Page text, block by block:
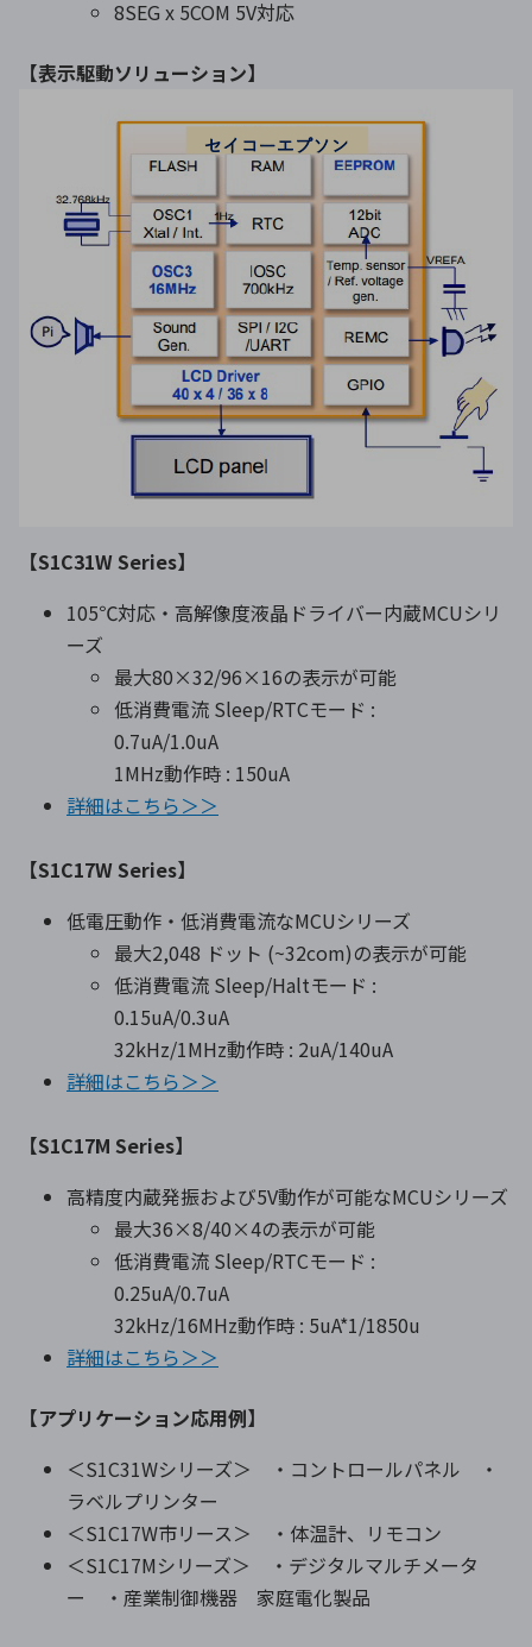
8SEG x 5COM 5V対応
【表示駆動ソリューション】
【S1C31W Series】
105℃対応・高解像度液晶ドライバー内蔵MCUシリ
ーズ
最大80×32/96×16の表示が可能
低消費電流 Sleep/RTCモード :
0.7uA/1.0uA
1MHz動作時 : 150uA
詳細はこちら＞＞
【S1C17W Series】
低電圧動作・低消費電流なMCUシリーズ
最大2,048 ドット (~32com)の表示が可能
低消費電流 Sleep/Haltモード :
0.15uA/0.3uA
32kHz/1MHz動作時 : 2uA/140uA
詳細はこちら＞＞
【S1C17M Series】
高精度内蔵発振および5V動作が可能なMCUシリーズ
最大36×8/40×4の表示が可能
低消費電流 Sleep/RTCモード :
0.25uA/0.7uA
32kHz/16MHz動作時 : 5uA*1/1850u
詳細はこちら＞＞
【アプリケーション応用例】
＜S1C31Wシリーズ＞ ・コントロールパネル ・
ラベルプリンター
＜S1C17W市リース＞ ・体温計、リモコン
＜S1C17Mシリーズ＞ ・デジタルマルチメータ
ー ・産業制御機器 家庭電化製品